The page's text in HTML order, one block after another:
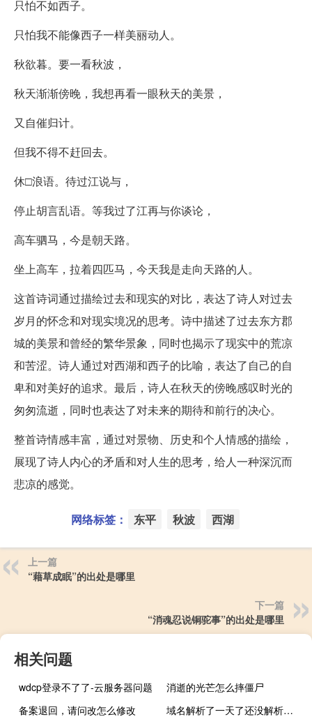
只怕不如西子。
只怕我不能像西子一样美丽动人。
秋欲暮。要一看秋波，
秋天渐渐傍晚，我想再看一眼秋天的美景，
又自催归计。
但我不得不赶回去。
休□浪语。待过江说与，
停止胡言乱语。等我过了江再与你谈论，
高车驷马，今是朝天路。
坐上高车，拉着四匹马，今天我是走向天路的人。
这首诗词通过描绘过去和现实的对比，表达了诗人对过去
岁月的怀念和对现实境况的思考。诗中描述了过去东方郡
城的美景和曾经的繁华景象，同时也揭示了现实中的荒凉
和苦涩。诗人通过对西湖和西子的比喻，表达了自己的自
卑和对美好的追求。最后，诗人在秋天的傍晚感叹时光的
匆匆流逝，同时也表达了对未来的期待和前行的决心。
整首诗情感丰富，通过对景物、历史和个人情感的描绘，
展现了诗人内心的矛盾和对人生的思考，给人一种深沉而
悲凉的感觉。
网络标签： 东平 秋波 西湖
上一篇
“藉草成眠”的出处是哪里
下一篇
“消魂忍说铜驼事”的出处是哪里
相关问题
wdcp登录不了了-云服务器问题
消逝的光芒怎么摔僵尸
备案退回，请问改怎么修改
域名解析了一天了还没解析生效呢？